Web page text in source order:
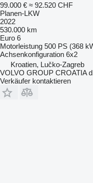
99.000 € ≈ 92.520 CHF
Planen-LKW
2022
530.000 km
Euro 6
Motorleistung 500 PS (368
Achsenkonfiguration 6x2
Kroatien, Lučko-Zagreb
VOLVO GROUP CROATIA
Verkäufer kontaktieren